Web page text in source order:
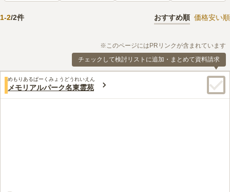
1-2/2件 おすすめ順 価格安い順
※このページにはPRリンクが含まれています
チェックして検討リストに追加・まとめて資料請求
めもりあるぱーくみょうどうれいえん
メモリアルパーク名東霊苑